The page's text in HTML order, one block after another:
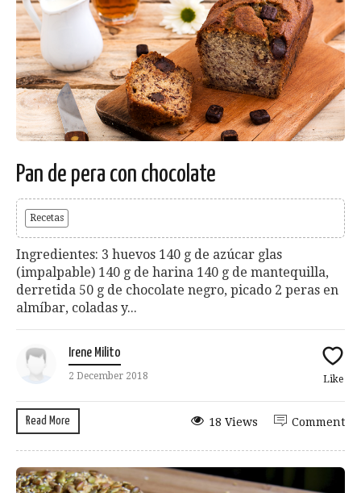
Pan de pera con chocolate
Recetas
Ingredientes: 3 huevos 140 g de azúcar glas
(impalpable) 140 g de harina 140 g de mantequilla,
derretida 50 g de chocolate negro, picado 2 peras en
almíbar, coladas y...
Irene Milito
2 December 2018 Like
Read More Comment
18 Views